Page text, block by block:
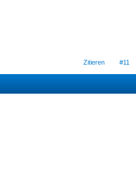
Zitieren #11